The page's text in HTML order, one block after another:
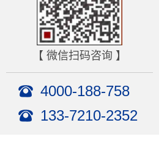
【 微信扫码咨询 】
4000-188-758
133-7210-2352